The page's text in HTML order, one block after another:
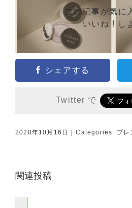
この記事が気に
いいね ! し
シェアする
Twitter で
2020年10月16日 Categories: プレ
関連投稿